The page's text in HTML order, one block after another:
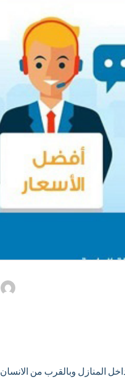
المنازل وبالقرب من الانسان